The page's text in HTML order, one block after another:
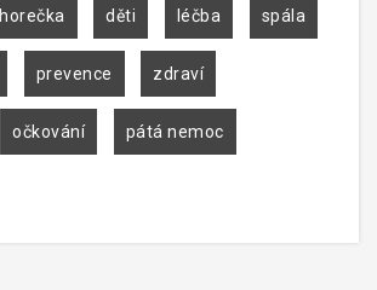
horečka děti léčba spála
prevence zdraví
očkování pátá nemoc